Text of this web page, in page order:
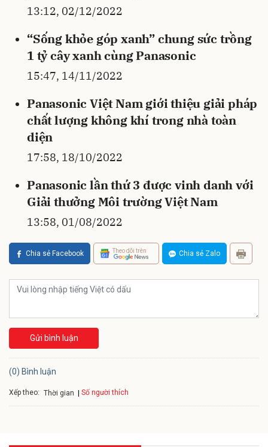
13:12, 02/12/2022
“Sống khỏe góp xanh” chung sức trồng
1 tỷ cây xanh cùng Panasonic
15:47, 14/11/2022
Panasonic Việt Nam giới thiệu giải pháp
chất lượng không khí trong nhà toàn
diện
17:58, 18/10/2022
Panasonic lần thứ 3 được vinh danh với
Giải thưởng Môi trường Việt Nam
13:58, 01/08/2022
Chia sẻ Facebook Theo dõi trên Chia sẻ Zalo
Gửi bình luận
(0) Bình luận
Xếp theo: Thời gian Số người thích